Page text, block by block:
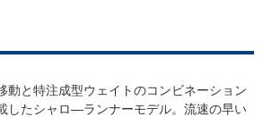
動と特注成型ウェイトのコンビネーション
したシャロ―ランナーモデル。流速の早い